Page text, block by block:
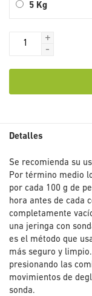
5 Kg
+
-
Detalles
Se recomienda su
Por término medio
por cada 100 g de
hora antes de cada
completamente
una jeringa con
es el método que
más seguro y
presionando las
movimientos de
sonda.